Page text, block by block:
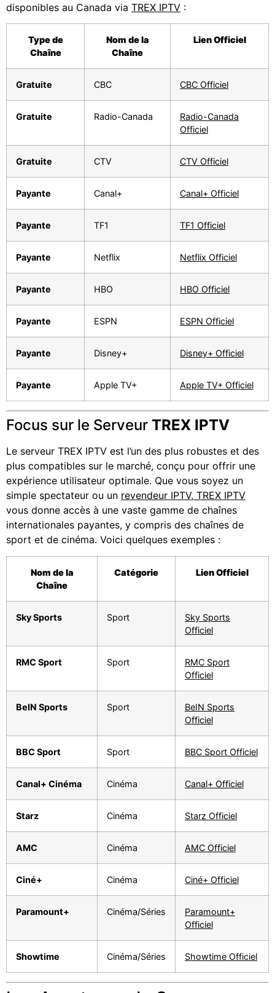
disponibles au Canada via TREX IPTV :
Type de
Chaîne
Nom de la
Chaîne
Lien Officiel
Gratuite CBC CBC Officiel
Gratuite Radio-Canada
Radio-Canada
Officiel
Gratuite CTV CTV Officiel
Payante Canal+ Canal+ Officiel
Payante TF1 TF1 Officiel
Payante Netflix Netflix Officiel
Payante HBO HBO Officiel
Payante ESPN ESPN Officiel
Payante Disney+ Disney+ Officiel
Payante Apple TV+ Apple TV+ Officiel
Focus sur le Serveur TREX IPTV
Le serveur TREX IPTV est l’un des plus robustes et des
plus compatibles sur le marché, conçu pour offrir une
expérience utilisateur optimale. Que vous soyez un
simple spectateur ou un revendeur IPTV, TREX IPTV
vous donne accès à une vaste gamme de chaînes
internationales payantes, y compris des chaînes de
sport et de cinéma. Voici quelques exemples :
Nom de la
Chaîne
Catégorie Lien Officiel
Sky Sports Sport
Sky Sports
Officiel
RMC Sport Sport
RMC Sport
Officiel
BeIN Sports Sport
BeIN Sports
Officiel
BBC Sport Sport BBC Sport Officiel
Canal+ Cinéma Cinéma Canal+ Officiel
Starz Cinéma Starz Officiel
AMC Cinéma AMC Officiel
Ciné+ Cinéma Ciné+ Officiel
Paramount+ Cinéma/Séries
Paramount+
Officiel
Showtime Cinéma/Séries Showtime Officiel